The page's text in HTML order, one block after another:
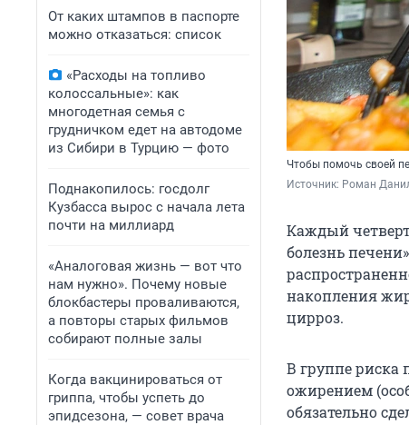
От каких штампов в паспорте
можно отказаться: список
«Расходы на топливо
колоссальные»: как
многодетная семья с
грудничком едет на автодоме
из Сибири в Турцию — фото
Поднакопилось: госдолг
Кузбасса вырос с начала лета
почти на миллиард
«Аналоговая жизнь — вот что
нам нужно». Почему новые
блокбастеры проваливаются,
а повторы старых фильмов
собирают полные залы
Когда вакцинироваться от
гриппа, чтобы успеть до
эпидсезона, — совет врача
Чтобы помочь своей
Источник: Роман
Каждый
болезнь
накопления
цирроз.
В группе риска
ожирением
обязательно